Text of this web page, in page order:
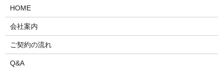
HOME
会社案内
ご契約の流れ
Q&A